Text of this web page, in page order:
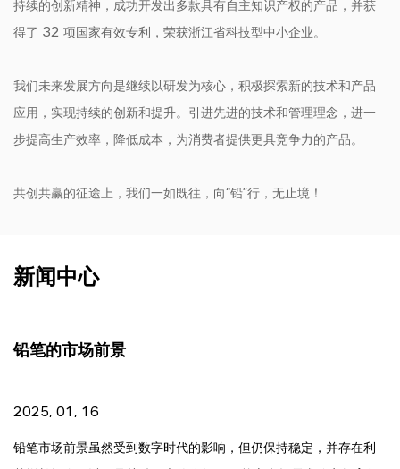
持续的创新精神，成功开发出多款具有自主知识产权的产品，并获
得了 32 项国家有效专利，荣获浙江省科技型中小企业。
我们未来发展方向是继续以研发为核心，积极探索新的技术和产品
应用，实现持续的创新和提升。引进先进的技术和管理理念，进一
步提高生产效率，降低成本，为消费者提供更具竞争力的产品。
共创共赢的征途上，我们一如既往，向“铅”行，无止境！
新闻中心
铅笔的市场前景
2025, 01, 16
铅笔市场前景虽然受到数字时代的影响，但仍保持稳定，并存在利